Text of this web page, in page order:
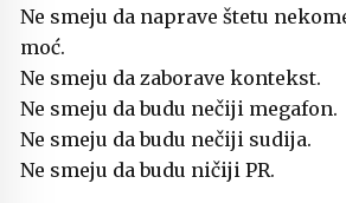
Ne smeju da naprave štetu
moć.
Ne smeju da zaborave kontekst.
Ne smeju da budu nečiji megafon.
Ne smeju da budu nečiji sudija.
Ne smeju da budu ničiji PR.